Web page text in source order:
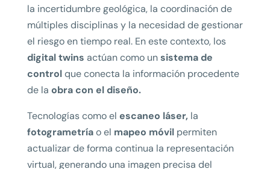
la incertidumbre geológica, la coordinación de
múltiples disciplinas y la necesidad de gestionar
el riesgo en tiempo real. En este contexto, los
digital twins actúan como unsistema de
controlque conecta la información procedente
de la obra con el diseño.
Tecnologías como el escaneo láser, la
fotogrametríao el mapeo móvilpermiten
actualizar de forma continua la representación
virtual, generando una imagen precisa del